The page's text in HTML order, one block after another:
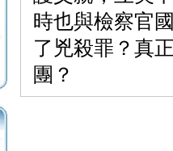
時也與檢察官
了兇殺罪？真
團？